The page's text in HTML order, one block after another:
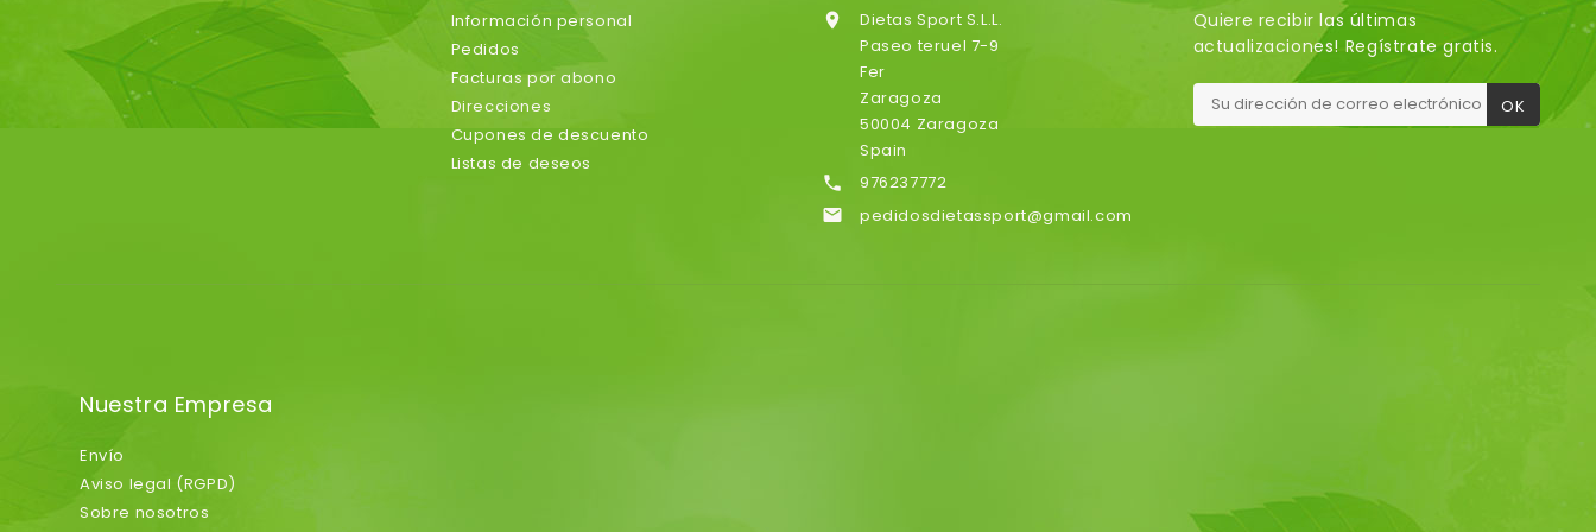
Información personal
Pedidos
Facturas por abono
Direcciones
Cupones de descuento
Listas de deseos

Dietas Sport S.L.L.
Paseo teruel 7-9
Fer
Zaragoza
50004 Zaragoza
Spain
 976237772
 pedidosdietassport@gmail.com
Quiere recibir las últimas
actualizaciones! Regístrate gratis.
Nuestra Empresa
Envío
Aviso legal (RGPD)
Sobre nosotros